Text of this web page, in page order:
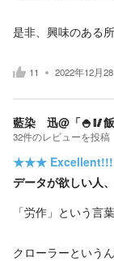
是非、興味のある
11 2022年12月
藍染 迅@「🍚🥢
32件のレビューを投稿
★★★ Excellent!!!
データが欲しい人
「労作」という言
クローラーという